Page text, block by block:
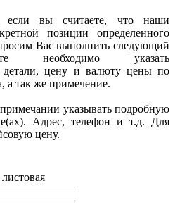
если вы считаете, что наши
позиции определенного
Вас выполнить следующий
необходимо указать
детали, цену и валюту цены по
а так же примечение.
указывать подробную
Адрес, телефон и т.д. Для
цену.